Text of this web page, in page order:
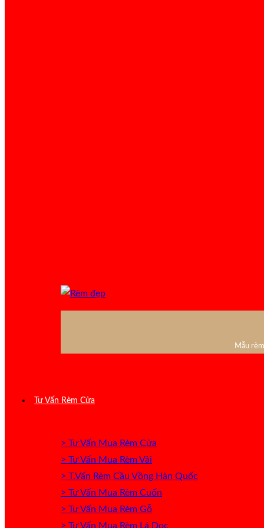
Mẫu
Tư Vấn Rèm Cửa
> Tư Vấn Mua Rèm Cửa
> Tư Vấn Mua Rèm Vải
> T.Vấn Rèm Cầu Vồng Hàn Quốc
> Tư Vấn Mua Rèm Cuốn
> Tư Vấn Mua Rèm Gỗ
> Tư Vấn Mua Rèm Lá Dọc